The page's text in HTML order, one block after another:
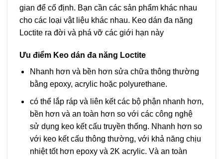
gian để cố định. Bạn cần các sản phẩm khác nhau
cho các loại vật liệu khác nhau. Keo dán đa năng
Loctite ra đời và phá vỡ các giới hạn này
Ưu điểm Keo dán đa năng Loctite
Nhanh hơn và bền hơn sửa chữa thông thường
bằng epoxy, acrylic hoặc polyurethane.
có thể lắp ráp và liên kết các bộ phận nhanh hơn,
bền hơn và an toàn hơn so với các công nghệ
sử dụng keo kết cấu truyền thống. Nhanh hơn so
với keo kết cấu thông thường, với khả năng chịu
nhiệt tốt hơn epoxy và 2K acrylic. Và an toàn